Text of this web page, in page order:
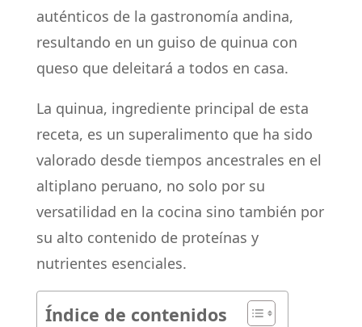
auténticos de la gastronomía andina,
resultando en un guiso de quinua con
queso que deleitará a todos en casa.
La quinua, ingrediente principal de esta
receta, es un superalimento que ha sido
valorado desde tiempos ancestrales en el
altiplano peruano, no solo por su
versatilidad en la cocina sino también por
su alto contenido de proteínas y
nutrientes esenciales.
Índice de contenidos